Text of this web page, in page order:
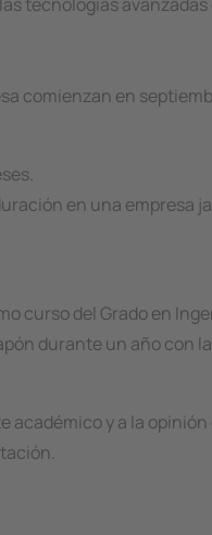
comienzan en
en una empresa
curso del Grado en
durante un año con
académico y a la